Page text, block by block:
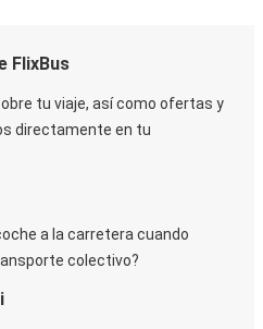
FlixBus
tu viaje, así como ofertas y
directamente en tu
a la carretera cuando
colectivo?